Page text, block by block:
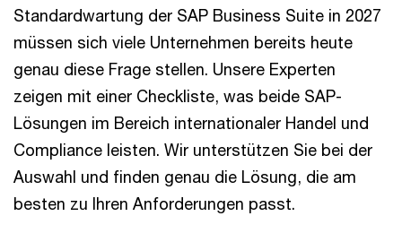
Standardwartung der SAP Business Suite in 2027
müssen sich viele Unternehmen bereits heute
genau diese Frage stellen. Unsere Experten
zeigen mit einer Checkliste, was beide SAP-
Lösungen im Bereich internationaler Handel und
Compliance leisten. Wir unterstützen Sie bei der
Auswahl und finden genau die Lösung, die am
besten zu Ihren Anforderungen passt.